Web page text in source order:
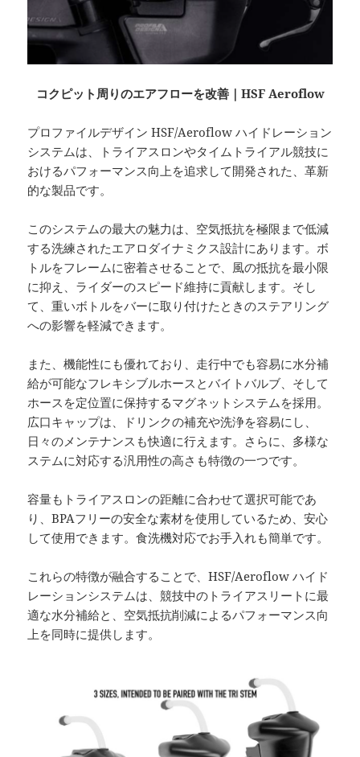
コクピット周りのエアフローを改善｜HSF Aeroflow
プロファイルデザイン HSF/Aeroflow ハイドレーション
システムは、トライアスロンやタイムトライアル競技に
おけるパフォーマンス向上を追求して開発された、革新
的な製品です。
このシステムの最大の魅力は、空気抵抗を極限まで低減
する洗練されたエアロダイナミクス設計にあります。ボ
トルをフレームに密着させることで、風の抵抗を最小限
に抑え、ライダーのスピード維持に貢献します。そし
て、重いボトルをバーに取り付けたときのステアリング
への影響を軽減できます。
また、機能性にも優れており、走行中でも容易に水分補
給が可能なフレキシブルホースとバイトバルブ、そして
ホースを定位置に保持するマグネットシステムを採用。
広口キャップは、ドリンクの補充や洗浄を容易にし、
日々のメンテナンスも快適に行えます。さらに、多様な
ステムに対応する汎用性の高さも特徴の一つです。
容量もトライアスロンの距離に合わせて選択可能であ
り、BPAフリーの安全な素材を使用しているため、安心
して使用できます。食洗機対応でお手入れも簡単です。
これらの特徴が融合することで、HSF/Aeroflow ハイド
レーションシステムは、競技中のトライアスリートに最
適な水分補給と、空気抵抗削減によるパフォーマンス向
上を同時に提供します。